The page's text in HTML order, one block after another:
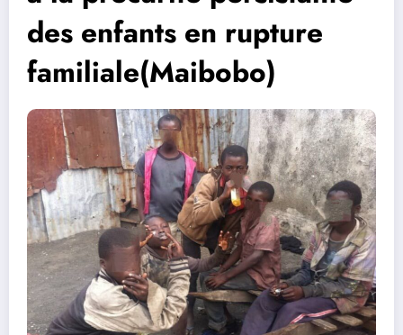
des enfants en rupture
familiale(Maibobo)